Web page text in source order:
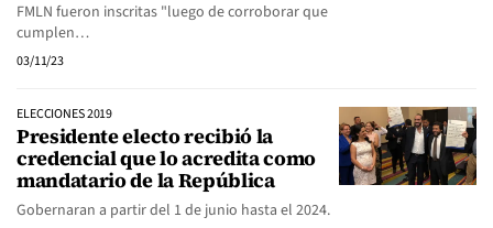
FMLN fueron inscritas "luego de corroborar que
cumplen…
03/11/23
ELECCIONES 2019
Presidente electo recibió la
credencial que lo acredita como
mandatario de la República
Gobernaran a partir del 1 de junio hasta el 2024.